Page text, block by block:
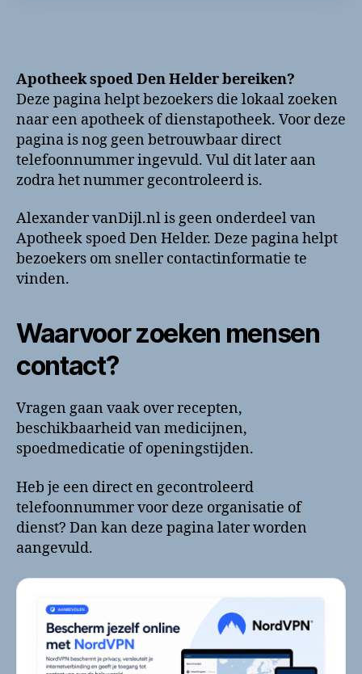
Apotheek spoed Den Helder bereiken?
Deze pagina helpt bezoekers die lokaal zoeken
naar een apotheek of dienstapotheek. Voor deze
pagina is nog geen betrouwbaar direct
telefoonnummer ingevuld. Vul dit later aan
zodra het nummer gecontroleerd is.
Alexander vanDijl.nl is geen onderdeel van
Apotheek spoed Den Helder. Deze pagina helpt
bezoekers om sneller contactinformatie te
vinden.
Waarvoor zoeken mensen
contact?
Vragen gaan vaak over recepten,
beschikbaarheid van medicijnen,
spoedmedicatie of openingstijden.
Heb je een direct en gecontroleerd
telefoonnummer voor deze organisatie of
dienst? Dan kan deze pagina later worden
aangevuld.